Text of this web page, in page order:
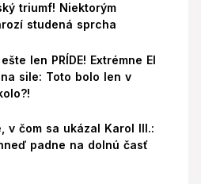
triumf! Niektorým
studená sprcha
len PRÍDE! Extrémne El
sile: Toto bolo len v
v čom sa ukázal Karol III.:
padne na dolnú časť